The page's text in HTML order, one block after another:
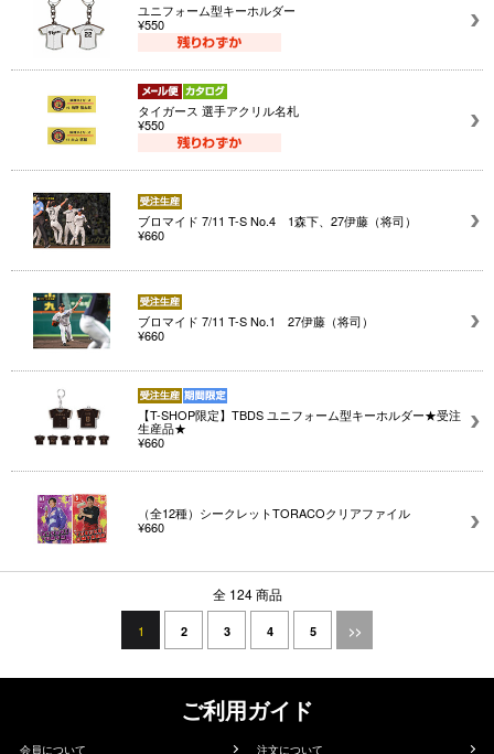
ユニフォーム型キーホルダー
¥550
タイガース 選手アクリル名札
¥550
ブロマイド 7/11 T-S No.4 1森下、27伊藤（将司）
¥660
ブロマイド 7/11 T-S No.1 27伊藤（将司）
¥660
【T-SHOP限定】TBDS ユニフォーム型キーホルダー★受注
生産品★
¥660
（全12種）シークレットTORACOクリアファイル
¥660
全 124 商品
1 2 3 4 5 >>
ご利用ガイド
会員について 注文について